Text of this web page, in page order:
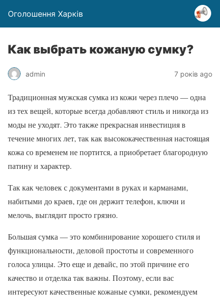
Оголошення Харків
Как выбрать кожаную сумку?
admin 7 років ago
Традиционная мужская сумка из кожи через плечо — одна
из тех вещей, которые всегда добавляют стиль и никогда из
моды не уходят. Это также прекрасная инвестиция в
течение многих лет, так как высококачественная настоящая
кожа со временем не портится, а приобретает благородную
патину и характер.
Так как человек с документами в руках и карманами,
набитыми до краев, где он держит телефон, ключи и
мелочь, выглядит просто грязно.
Большая сумка — это комбинирование хорошего стиля и
функциональности, деловой простоты и современного
голоса улицы. Это еще и девайс, по этой причине его
качество и отделка так важны. Поэтому, если вас
интересуют качественные кожаные сумки, рекомендуем